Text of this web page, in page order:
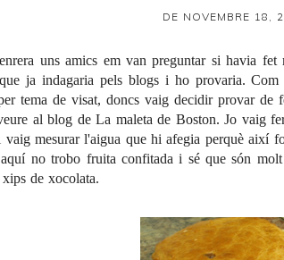
DE NOVEMBRE 18,
uns amics em van preguntar si havia
ja indagaria pels blogs i ho provaria.
tema de visat, doncs vaig decidir provar de
al blog deLa maleta de Boston. Jo vaig
vaig mesurar l'aigua que hi afegia perquè així
no trobo fruita confitada i sé que són
xips de xocolata.